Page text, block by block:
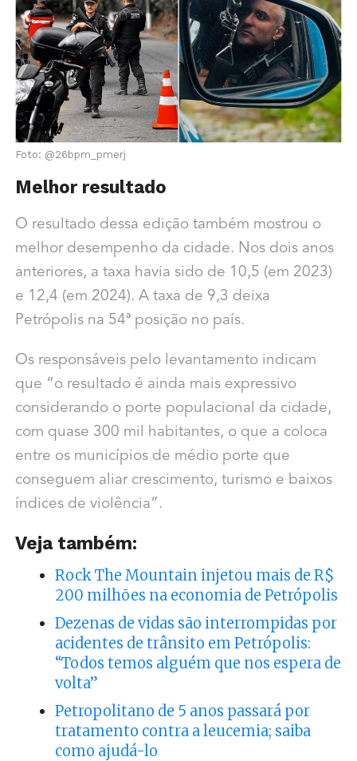
Foto: @26bpm_pmerj
Melhor resultado
O resultado dessa edição também mostrou o
melhor desempenho da cidade. Nos dois anos
anteriores, a taxa havia sido de 10,5 (em 2023)
e 12,4 (em 2024). A taxa de 9,3 deixa
Petrópolis na 54ª posição no país.
Os responsáveis pelo levantamento indicam
que “o resultado é ainda mais expressivo
considerando o porte populacional da cidade,
com quase 300 mil habitantes, o que a coloca
entre os municípios de médio porte que
conseguem aliar crescimento, turismo e baixos
índices de violência”.
Veja também:
Rock The Mountain injetou mais de R$
200 milhões na economia de Petrópolis
Dezenas de vidas são interrompidas por
acidentes de trânsito em Petrópolis:
“Todos temos alguém que nos espera de
volta”
Petropolitano de 5 anos passará por
tratamento contra a leucemia; saiba
como ajudá-lo